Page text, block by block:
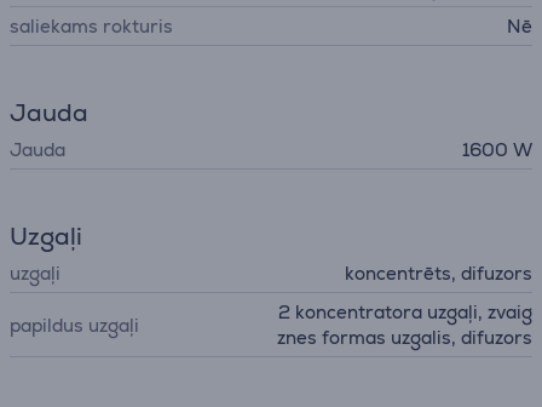
saliekams rokturis
Nē
Jauda
Jauda 1600 W
Uzgaļi
uzgaļi koncentrēts, difuzors
papildus uzgaļi
2 koncentratora uzgaļi, zvaig
znes formas uzgalis, difuzors